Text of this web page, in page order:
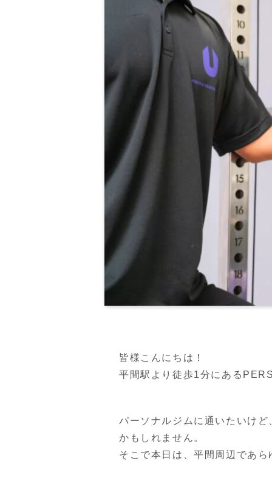
皆様こんにちは！
平間駅より徒歩1分にある
パーソナルジムに通いたいけ
かもしれません。
そこで本日は、平間周辺であ